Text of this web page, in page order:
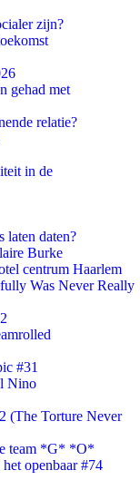
zijn?
gehad met
relatie?
in de
laten daten?
Burke
centrum Haarlem
Was Never Really
#31
Nino
(The Torture Never
team *G* *O*
openbaar #74